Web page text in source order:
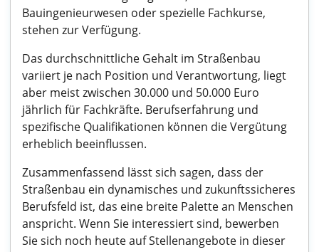
Bauingenieurwesen oder spezielle Fachkurse,
stehen zur Verfügung.
Das durchschnittliche Gehalt im Straßenbau
variiert je nach Position und Verantwortung, liegt
aber meist zwischen 30.000 und 50.000 Euro
jährlich für Fachkräfte. Berufserfahrung und
spezifische Qualifikationen können die Vergütung
erheblich beeinflussen.
Zusammenfassend lässt sich sagen, dass der
Straßenbau ein dynamisches und zukunftssicheres
Berufsfeld ist, das eine breite Palette an Menschen
anspricht. Wenn Sie interessiert sind, bewerben
Sie sich noch heute auf Stellenangebote in dieser